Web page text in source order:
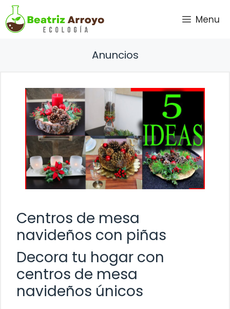
Saltar
al
contenido
Menu
Anuncios
Centros de mesa
navideños con piñas
Decora tu hogar con
centros de mesa
navideños únicos